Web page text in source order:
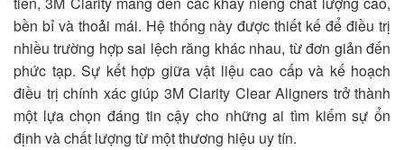
bền bỉ và thoải mái. Hệ thống này được thiết kế để điều trị
nhiều trường hợp sai lệch răng khác nhau, từ đơn giản đến
phức tạp. Sự kết hợp giữa vật liệu cao cấp và kế hoạch
điều trị chính xác giúp 3M Clarity Clear Aligners trở thành
một lựa chọn đáng tin cậy cho những ai tìm kiếm sự ổn
định và chất lượng từ một thương hiệu uy tín.